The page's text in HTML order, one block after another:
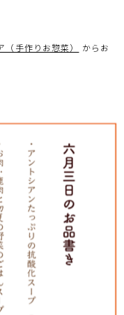
（手作りお惣菜）
からお